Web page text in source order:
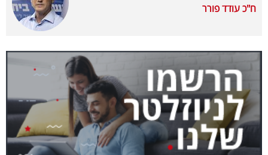
ניוזלטרים
מייל
אדום
ח"כ עודד פורר